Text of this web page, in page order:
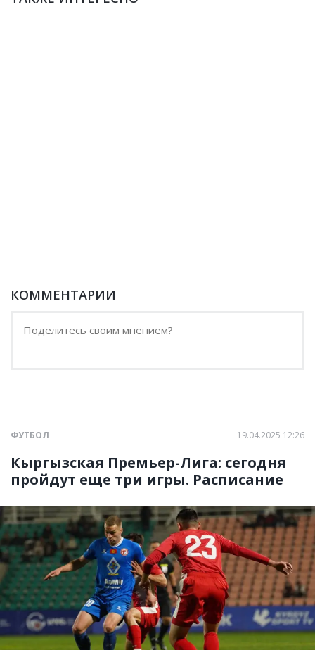
КОММЕНТАРИИ
ФУТБОЛ 19.04.2025 12:26
Кыргызская Премьер-Лига: сегодня
пройдут еще три игры. Расписание